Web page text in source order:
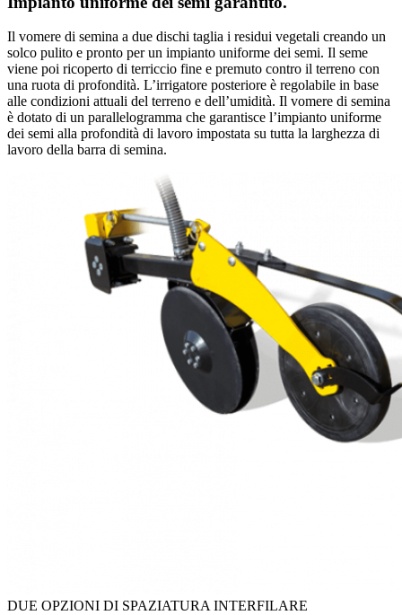
Il vomere di semina a due dischi taglia i residui vegetali creando un
solco pulito e pronto per un impianto uniforme dei semi. Il seme
viene poi ricoperto di terriccio fine e premuto contro il terreno con
una ruota di profondità. L’irrigatore posteriore è regolabile in base
alle condizioni attuali del terreno e dell’umidità. Il vomere di semina
è dotato di un parallelogramma che garantisce l’impianto uniforme
dei semi alla profondità di lavoro impostata su tutta la larghezza di
lavoro della barra di semina.
DUE OPZIONI DI SPAZIATURA INTERFILARE